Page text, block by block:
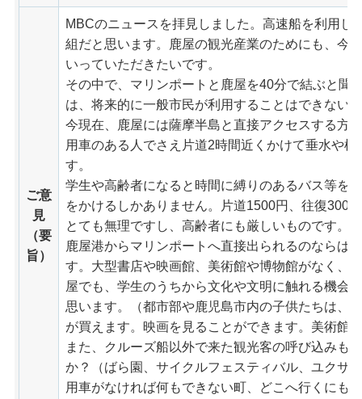
ご意
見
（要
旨）
MBCのニュースを拝見しました。高速船を利用し
組だと思います。鹿屋の観光産業のためにも、今
いっていただきたいです。
その中で、マリンポートと鹿屋を40分で結ぶと聞
は、将来的に一般市民が利用することはできない
今現在、鹿屋には薩摩半島と直接アクセスする方
用車のある人でさえ片道2時間近くかけて垂水や
す。
学生や高齢者になると時間に縛りのあるバス等を
をかけるしかありません。片道1500円、往復
とても無理ですし、高齢者にも厳しいものです。
鹿屋港からマリンポートへ直接出られるのならば
す。大型書店や映画館、美術館や博物館がなく、
屋でも、学生のうちから文化や文明に触れる機会
思います。（都市部や鹿児島市内の子供たちは、
が買えます。映画を見ることができます。美術館
また、クルーズ船以外で来た観光客の呼び込みも
か？（ばら園、サイクルフェスティバル、ユクサ
用車がなければ何もできない町、どこへ行くにも